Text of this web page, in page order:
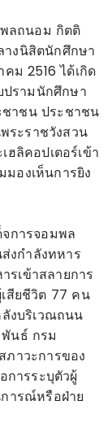
พลถนอม กิตติ
างนิสิตนักศึกษา
ม 2516 ได้เกิด
ปรามนักศึกษา
ชาชน ประชาชน
ระราชวังสวน
ฮลิคอปเตอร์เข้า
องเห็นการยิง
จการจอมพล
งกำลังทหาร
รเข้าสลายการ
สียชีวิต 77 คน
งบริเวณถนน
พันธ์ กรม
าวะการของ
ารระบุตัวผู้
การณ์หรือฝ่าย